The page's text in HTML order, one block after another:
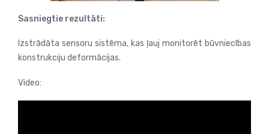
Sasniegtie rezultāti:
Izstrādāta sensoru sistēma, kas ļauj monitorēt būvniecības
konstrukciju deformācijas.
Video: